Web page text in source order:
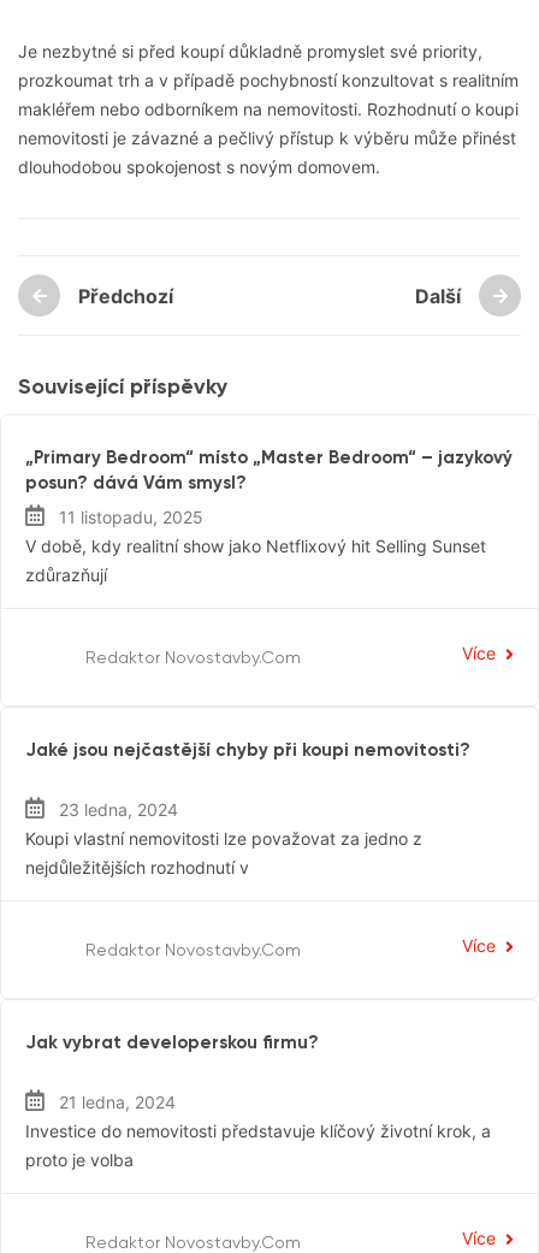
Je nezbytné si před koupí důkladně promyslet své priority,
prozkoumat trh a v případě pochybností konzultovat s realitním
makléřem nebo odborníkem na nemovitosti. Rozhodnutí o koupi
nemovitosti je závazné a pečlivý přístup k výběru může přinést
dlouhodobou spokojenost s novým domovem.
Předchozí Další
Související příspěvky
Rezidenční Trh
„Primary Bedroom“ místo „Master Bedroom“ – jazykový
posun? dává Vám smysl?
11 listopadu, 2025
V době, kdy realitní show jako Netflixový hit Selling Sunset
zdůrazňují
Redaktor Novostavby.com Více
Rezidenční Trh
Jaké jsou nejčastější chyby při koupi nemovitosti?
23 ledna, 2024
Koupi vlastní nemovitosti lze považovat za jedno z
nejdůležitějších rozhodnutí v
Redaktor Novostavby.com Více
Rezidenční Trh
Jak vybrat developerskou firmu?
21 ledna, 2024
Investice do nemovitosti představuje klíčový životní krok, a
proto je volba
Redaktor Novostavby.com Více